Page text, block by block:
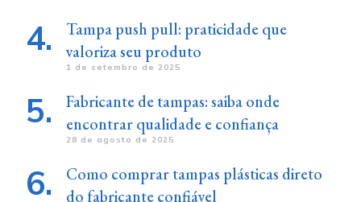
Tampa push pull: praticidade que
valoriza seu produto
1 de setembro de 2025
Fabricante de tampas: saiba onde
encontrar qualidade e confiança
28 de agosto de 2025
Como comprar tampas plásticas direto
do fabricante confiável